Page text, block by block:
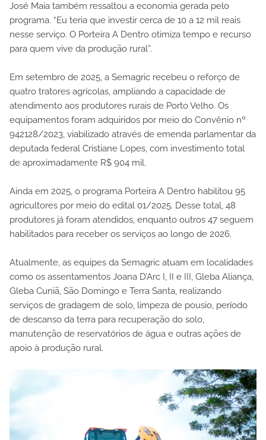
José Maia também ressaltou a economia gerada pelo
programa. “Eu teria que investir cerca de 10 a 12 mil reais
nesse serviço. O Porteira A Dentro otimiza tempo e recurso
para quem vive da produção rural”.
Em setembro de 2025, a Semagric recebeu o reforço de
quatro tratores agrícolas, ampliando a capacidade de
atendimento aos produtores rurais de Porto Velho. Os
equipamentos foram adquiridos por meio do Convênio nº
942128/2023, viabilizado através de emenda parlamentar da
deputada federal Cristiane Lopes, com investimento total
de aproximadamente R$ 904 mil.
Ainda em 2025, o programa Porteira A Dentro habilitou 95
agricultores por meio do edital 01/2025. Desse total, 48
produtores já foram atendidos, enquanto outros 47 seguem
habilitados para receber os serviços ao longo de 2026.
Atualmente, as equipes da Semagric atuam em localidades
como os assentamentos Joana D’Arc I, II e III, Gleba Aliança,
Gleba Cuniã, São Domingo e Terra Santa, realizando
serviços de gradagem de solo, limpeza de pousio, período
de descanso da terra para recuperação do solo,
manutenção de reservatórios de água e outras ações de
apoio à produção rural.